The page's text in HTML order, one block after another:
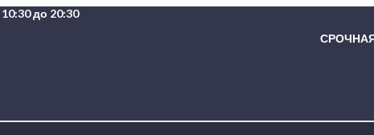
до 20:30